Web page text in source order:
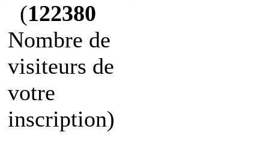
(122380
Nombre de
visiteurs de
votre
inscription)